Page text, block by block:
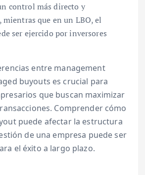
control más directo y
mientras que en un LBO, el
ser ejercido por inversores
entre management
buyouts es crucial para
que buscan maximizar
Comprender cómo
puede afectar la estructura
de una empresa puede ser
el éxito a largo plazo.